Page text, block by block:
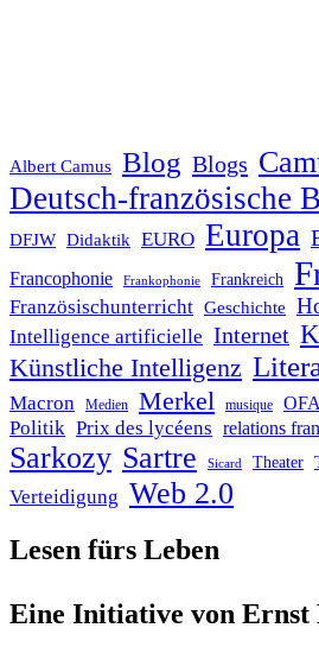
Albert Camus Blog Blogs
Deutsch-französische
DFJW Didaktik EURO Europa
Francophonie Frankophonie Frankreich
Französischunterricht Geschichte
Intelligence artificielle Internet
Künstliche Intelligenz
Macron Medien Merkel musique
Politik Prix des lycéens relations
Sarkozy Sartre Sicard Theater
Verteidigung Web 2.0
Lesen fürs Leben
Eine Initiative von Ernst